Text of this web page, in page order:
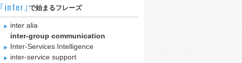
｢inter｣で始まるフレーズ
inter alia
inter-group communication
Inter-Services Intelligence
inter-service support